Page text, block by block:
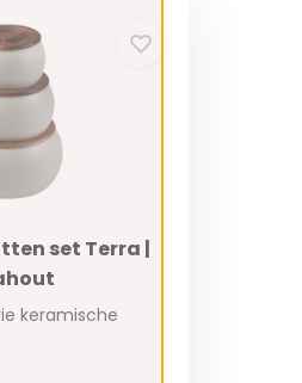
set Terra |
keramische